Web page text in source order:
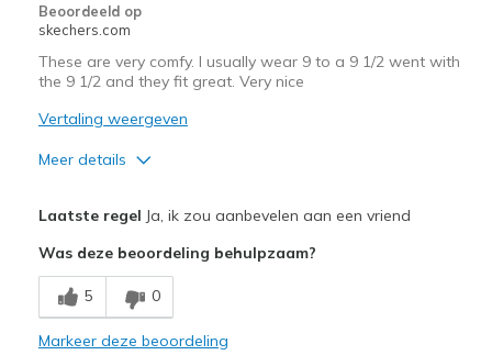
Beoordeeld op
skechers.com
These are very comfy. I usually wear 9 to a 9 1/2 went with
the 9 1/2 and they fit great. Very nice
Vertaling weergeven
Meer details
Breathe Well
Comfortable
Laatste regel Ja, ik zou aanbevelen aan een vriend
Was deze beoordeling behulpzaam?
5 0
Markeer deze beoordeling